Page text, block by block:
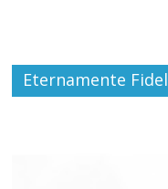
Eternamente Fidel